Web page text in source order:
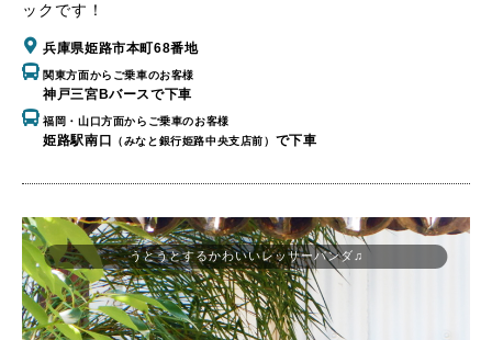
ックです！
兵庫県姫路市本町68番地
関東方面からご乗車のお客様
神戸三宮Bバースで下車
福岡・山口方面からご乗車のお客様
姫路駅南口 （みなと銀行姫路中央支店前） で下車
うとうとするかわいいレッサーパンダ♫